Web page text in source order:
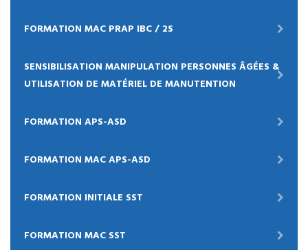
FORMATION MAC PRAP IBC / 2S
SENSIBILISATION MANIPULATION PERSONNES ÂGÉES &
UTILISATION DE MATÉRIEL DE MANUTENTION
FORMATION APS-ASD
FORMATION MAC APS-ASD
FORMATION INITIALE SST
FORMATION MAC SST